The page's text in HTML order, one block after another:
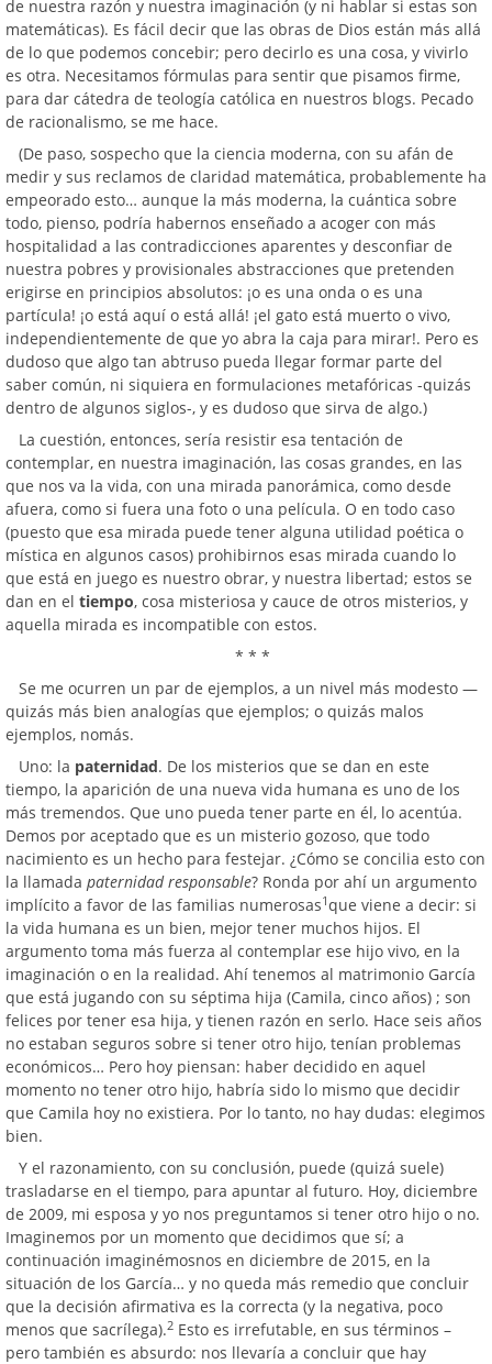
de nuestra razón y nuestra imaginación (y ni hablar si estas son
matemáticas). Es fácil decir que las obras de Dios están más allá
de lo que podemos concebir; pero decirlo es una cosa, y vivirlo
es otra. Necesitamos fórmulas para sentir que pisamos firme,
para dar cátedra de teología católica en nuestros blogs. Pecado
de racionalismo, se me hace.
(De paso, sospecho que la ciencia moderna, con su afán de
medir y sus reclamos de claridad matemática, probablemente ha
empeorado esto… aunque la más moderna, la cuántica sobre
todo, pienso, podría habernos enseñado a acoger con más
hospitalidad a las contradicciones aparentes y desconfiar de
nuestra pobres y provisionales abstracciones que pretenden
erigirse en principios absolutos: ¡o es una onda o es una
partícula! ¡o está aquí o está allá! ¡el gato está muerto o vivo,
independientemente de que yo abra la caja para mirar!. Pero es
dudoso que algo tan abtruso pueda llegar formar parte del
saber común, ni siquiera en formulaciones metafóricas -quizás
dentro de algunos siglos-, y es dudoso que sirva de algo.)
La cuestión, entonces, sería resistir esa tentación de
contemplar, en nuestra imaginación, las cosas grandes, en las
que nos va la vida, con una mirada panorámica, como desde
afuera, como si fuera una foto o una película. O en todo caso
(puesto que esa mirada puede tener alguna utilidad poética o
mística en algunos casos) prohibirnos esas mirada cuando lo
que está en juego es nuestro obrar, y nuestra libertad; estos se
dan en el tiempo, cosa misteriosa y cauce de otros misterios, y
aquella mirada es incompatible con estos.
* * *
Se me ocurren un par de ejemplos, a un nivel más modesto —
quizás más bien analogías que ejemplos; o quizás malos
ejemplos, nomás.
Uno: la paternidad. De los misterios que se dan en este
tiempo, la aparición de una nueva vida humana es uno de los
más tremendos. Que uno pueda tener parte en él, lo acentúa.
Demos por aceptado que es un misterio gozoso, que todo
nacimiento es un hecho para festejar. ¿Cómo se concilia esto con
la llamada paternidad responsable? Ronda por ahí un argumento
implícito a favor de las familias numerosas1que viene a decir: si
la vida humana es un bien, mejor tener muchos hijos. El
argumento toma más fuerza al contemplar ese hijo vivo, en la
imaginación o en la realidad. Ahí tenemos al matrimonio García
que está jugando con su séptima hija (Camila, cinco años) ; son
felices por tener esa hija, y tienen razón en serlo. Hace seis años
no estaban seguros sobre si tener otro hijo, tenían problemas
económicos… Pero hoy piensan: haber decidido en aquel
momento no tener otro hijo, habría sido lo mismo que decidir
que Camila hoy no existiera. Por lo tanto, no hay dudas: elegimos
bien.
Y el razonamiento, con su conclusión, puede (quizá suele)
trasladarse en el tiempo, para apuntar al futuro. Hoy, diciembre
de 2009, mi esposa y yo nos preguntamos si tener otro hijo o no.
Imaginemos por un momento que decidimos que sí; a
continuación imaginémosnos en diciembre de 2015, en la
situación de los García… y no queda más remedio que concluir
que la decisión afirmativa es la correcta (y la negativa, poco
menos que sacrílega).2 Esto es irrefutable, en sus términos –
pero también es absurdo: nos llevaría a concluir que hay